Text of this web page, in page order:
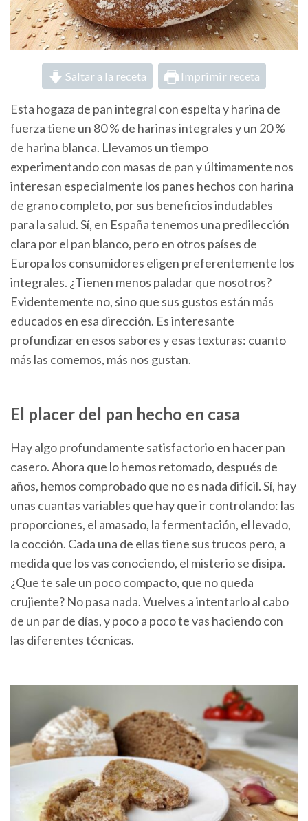
Saltar a la receta Imprimir receta
Esta hogaza de pan integral con espelta y harina de
fuerza tiene un 80 % de harinas integrales y un 20 %
de harina blanca. Llevamos un tiempo
experimentando con masas de pan y últimamente nos
interesan especialmente los panes hechos con harina
de grano completo, por sus beneficios indudables
para la salud. Sí, en España tenemos una predilección
clara por el pan blanco, pero en otros países de
Europa los consumidores eligen preferentemente los
integrales. ¿Tienen menos paladar que nosotros?
Evidentemente no, sino que sus gustos están más
educados en esa dirección. Es interesante
profundizar en esos sabores y esas texturas: cuanto
más las comemos, más nos gustan.
El placer del pan hecho en casa
Hay algo profundamente satisfactorio en hacer pan
casero. Ahora que lo hemos retomado, después de
años, hemos comprobado que no es nada difícil. Sí, hay
unas cuantas variables que hay que ir controlando: las
proporciones, el amasado, la fermentación, el levado,
la cocción. Cada una de ellas tiene sus trucos pero, a
medida que los vas conociendo, el misterio se disipa.
¿Que te sale un poco compacto, que no queda
crujiente? No pasa nada. Vuelves a intentarlo al cabo
de un par de días, y poco a poco te vas haciendo con
las diferentes técnicas.